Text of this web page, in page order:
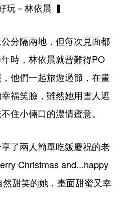
玩－林依晨 ▍
分隔兩地，但每次見面都
時，林依晨就曾難得PO
他們一起旅遊過節，在畫
福笑臉，雖然她用雪人遮
住小倆口的濃情蜜意。
了兩人簡單吃飯慶祝的老
Christmas and...happy
甜笑的她，畫面甜蜜又幸